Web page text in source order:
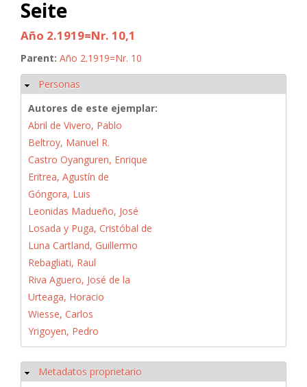
Seite
Año 2.1919=Nr. 10,1
Parent: Año 2.1919=Nr. 10
Ocultar
Personas
Autores de este ejemplar:
Abril de Vivero, Pablo
Beltroy, Manuel R.
Castro Oyanguren, Enrique
Eritrea, Agustín de
Góngora, Luis
Leonidas Madueño, José
Losada y Puga, Cristóbal de
Luna Cartland, Guillermo
Rebagliati, Raul
Riva Aguero, José de la
Urteaga, Horacio
Wiesse, Carlos
Yrigoyen, Pedro
Ocultar
Metadatos proprietario